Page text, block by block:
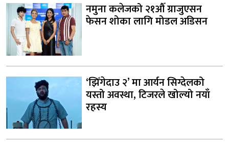
नमुना कलेजको २१औँ ग्राजुएसन
फेसन शोका लागि मोडल अडिसन
‘झिँगेदाउ २’ मा आर्यन सिग्देलको
यस्तो अवस्था, टिजरले खोल्यो नयाँ
रहस्य